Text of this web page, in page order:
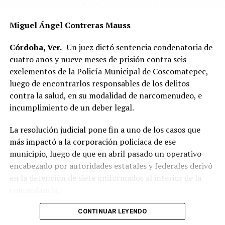
Las autoridades exhortaron a los automovilistas y
motociclistas a conducir con precaución, respetar los
límites de velocidad y aumentar la distancia de
seguridad entre vehículos, especialmente durante la
temporada de lluvias, cuando el riesgo de accidentes se
incrementa en las carreteras de la región.
La circulación en la zona se vio afectada por algunos
minutos mientras se realizaban las labores de auxilio y el
levantamiento de indicios por parte de las autoridades.
Posteriormente, el tránsito fue restablecido de manera
normal.
Miguel Ángel Contreras Mauss
Córdoba, Ver.-Un juez dictó sentencia condenatoria de
cuatro años y nueve meses de prisión contra seis
exelementos de la Policía Municipal de Coscomatepec,
luego de encontrarlos responsables de los delitos
contra la salud, en su modalidad de narcomenudeo, e
incumplimiento de un deber legal.
La resolución judicial pone fin a uno de los casos que
más impactó a la corporación policiaca de ese
municipio, luego de que en abril pasado un operativo
encabezado por autoridades estatales y federales derivó
en la detención de siete uniformados al interior de la
La intervención se realizó el 10 de abril mediante un
CONTINUAR LEYENDO